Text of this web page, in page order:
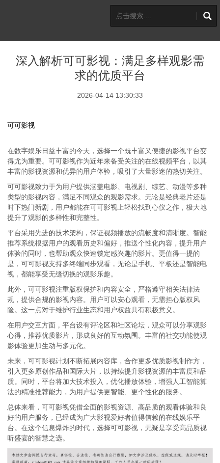
深入解析可可影视：满足多样观影需
求的优质平台
2026-04-14 13:30:33
可可影视
在数字娱乐日益丰富的今天，选择一个既丰富又便捷的影视平台变
得尤为重要。可可影视作为近年来备受关注的在线视频平台，以其
丰富的影视资源和优异的用户体验，吸引了大量影迷的热切关注。
可可影视致力于为用户提供涵盖电影、电视剧、综艺、动漫等多种
类型的影视内容，满足不同观众的观影需求。无论是经典老片还是
时下热门新剧，用户都能在可可影视上轻松找到心仪之作，极大地
提升了观影的多样性和完整性。
平台采用先进的技术架构，保证视频播放的流畅度和清晰度。智能
推荐系统根据用户的观看历史和偏好，推送个性化内容，提升用户
体验的同时，也帮助观众快速锁定感兴趣的影片。更值得一提的
是，可可影视支持多终端同步观看，无论是手机、平板还是智能电
视，都能享受无缝切换的观影乐趣。
此外，可可影视注重版权保护和内容安全，严格遵守相关法律法
规，提供合规的影视内容。用户可以安心观看，无需担心版权风
险。这一点对于维护行业生态和用户权益具有积极意义。
在用户交互方面，平台设有评论区和社区论坛，观众可以分享观影
心得，推荐优质影片，形成良好的互动氛围。丰富的社交功能使观
影体验更加生动与多元化。
未来，可可影视计划不断拓展内容库，合作更多优质影视制作方，
引入更多原创作品和国际大片，以持续提升影视资源的丰富度和品
质。同时，平台将加大技术投入，优化播放体验，增强人工智能算
法的精准推荐能力，为用户提供更智能、更个性化的服务。
总体来看，可可影视凭借全面的影视资源、高品质的观看体验和良
好的用户服务，已经成为广大影视爱好者值得信赖的在线娱乐平
台。在这个信息爆炸的时代，选择可可影视，无疑是享受高品质视
听盛宴的智慧之选。